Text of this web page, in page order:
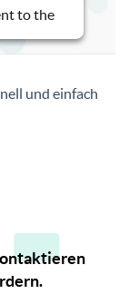
to the
und einfach